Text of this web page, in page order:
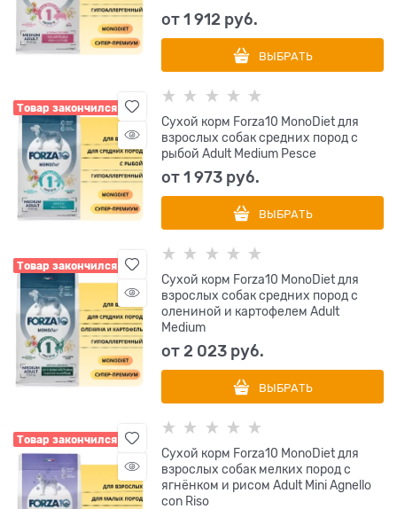
от1 912 руб.
ВЫБРАТЬ
Товар закончился
Сухой корм Forza10 MonoDiet для
взрослых собак средних пород с
рыбой Adult Medium Pesce
от1 973 руб.
ВЫБРАТЬ
Товар закончился
Сухой корм Forza10 MonoDiet для
взрослых собак средних пород с
олениной и картофелем Adult
Medium
от2 023 руб.
ВЫБРАТЬ
Товар закончился
Сухой корм Forza10 MonoDiet для
взрослых собак мелких пород с
ягнёнком и рисом Adult Mini Agnello
con Riso